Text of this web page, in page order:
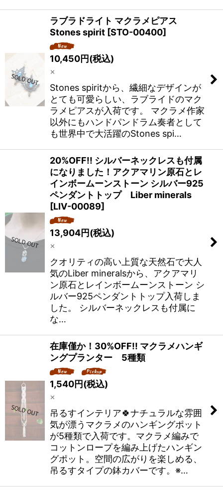
ラブラドライト マクラメピアス
Stones spirit [STO-00400]
10,450円(税込)
×
Stones spiritから、繊細なデザインが
とても可愛らしい、ラブライドのマク
ラメピアスが入荷です。 マクラメ作家
以外にもハンドパンドラム奏者として
も世界中で大活躍のStones spi…
20%OFF!! シルバーネックレスも付属
になりました！アクアマリン原石とレ
インボームーンストーン シルバー925
ペンダントトップ Liber minerals
[LIV-00089]
13,904円(税込)
×
クオリティの高い上質な天然石で大人
気のLiber mineralsから、アクアマリ
ン原石とレインボームーンストーン シ
ルバー925ペンダントトップ入荷しま
した。 シルバーネックレスも付属に
な…
在庫僅か！30%OFF!! マクラメハンギ
ングプランター 5種類
1,540円(税込)
×
吊るすインテリア🍀ナチュラルな雰囲
気が漂うマクラメのハンギングポット
が5種類で入荷です。マクラメ編みで
コットンロープを編み上げたハンギン
グポット。空間の広がりを楽しめる、
吊るすタイプの鉢カバーです。※…